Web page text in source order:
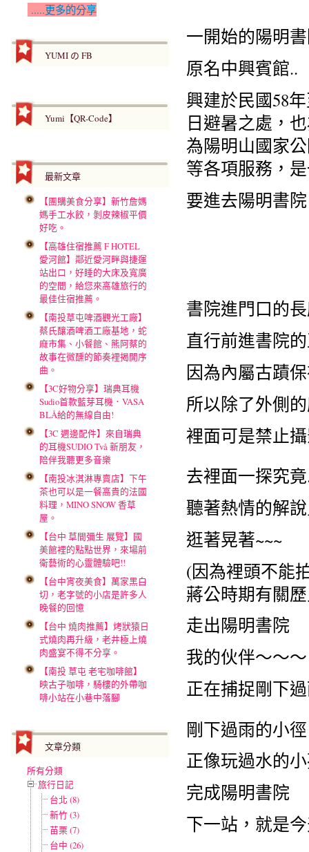
.....更多的分享
YUMI の FB
Yumi【QR-Code】
最新文章
【團購美食分享】新竹詹媽
媽手工水餃，剝皮辣椒平價
好吃。
【高雄住宿推薦 F HOTEL
愛河館】鄰近愛河畔與捷運
站出口，好睡的大床及寬廣
的空間，給您來高雄旅行的
最佳住宿推薦。
【南投草屯啤酒觀光工廠】
蔡氏釀酒啤酒工廠基地，蛇
麻市集、小餐館、熊阿蔡的
故事在微醺的節奏裡揭開序
曲。
【3C好物分享】瑞典耳機
Sudio首款藍芽耳機．VASA
BLÅ給的無線自由!
【3C 週邊配件】來自瑞典
的耳機SUDIO Två 新朋友，
陪伴我聽更多音樂
【南投冰淇淋專賣店】下午
茶也可以是一餐高貴的法國
料理，MINO SNOW 香草
屋。
【台中 草間彌生 展覽】國
美館裡的點點世界，來場前
衛藝術的心靈體驗吧!!
【台中宵夜美食】萬家黑白
切，老字號的小店是許多人
晚餐的回憶
【台中 燒肉推薦】烤狀猿日
式燒肉再升級，老井極上燒
肉盛宴不得不分享。
【南投 草屯 老宅咖啡館】
映古子咖啡，騎樓的外帶咖
啡小站在小巷中落腳
文章分類
所有分類
旅行日記
台北 (8)
新竹 (3)
苗栗 (7)
台中 (26)
一開始的陽明
原名中興賓館..
興建於民國58
日避暑之處，
為陽明山國家
等各項服務，
要進去陽明書
書院進門口的
直行前進書院
因為內屬古蹟
所以除了外側
裡面可是禁止
去裡面一探究
聽著熱情的解
逛著晃著~~~
(因為裡頭不能
蔣公時期有關
走出陽明書院
我的伙伴～～～
正在捕捉剛下
剛下過雨的小徑
正像玩過水的
完成陽明書院
下一站，就是